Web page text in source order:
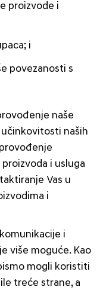
proizvode i
i
povezanosti s
naše
naših
i usluga
Vas u
i
i
više moguće. Kao
mogli koristiti
treće strane, a